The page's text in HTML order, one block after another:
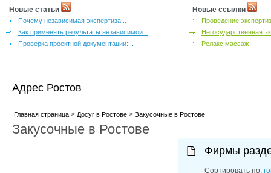
Новые статьи
Почему независимая экспертиза...
Как применять результаты независимой...
Проверка проектной документации:...
Новые ссылки
Проведение
Негосударственная
Релакс массаж
Адрес Ростов
Главная страница> Досуг в Ростове> Закусочные в Ростове
Закусочные в Ростове
Фирмы
Сортировать по: